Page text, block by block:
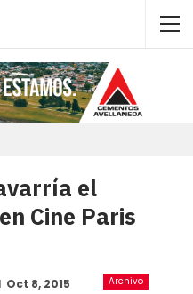
el
Cine Paris
Archivo
Oct 8, 2015